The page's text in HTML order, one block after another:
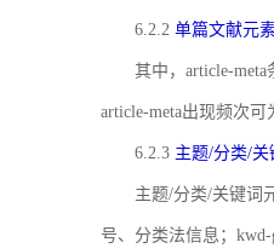
6.2.2 单篇文献元
其中，article-
article-meta出现频次可
6.2.3 主题/分类/
主题/分类/关键词
号、分类法信息；